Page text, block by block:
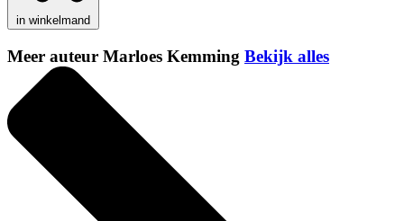
in winkelmand
Meer auteur Marloes Kemming Bekijk alles